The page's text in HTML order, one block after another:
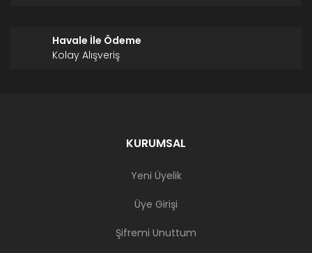
Havale İle Ödeme
Kolay Alışveriş
KURUMSAL
Yeni Üyelik
Üye Girişi
Şifremi Unuttum